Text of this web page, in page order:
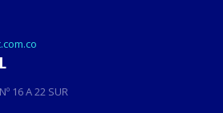
16 A 22 SUR